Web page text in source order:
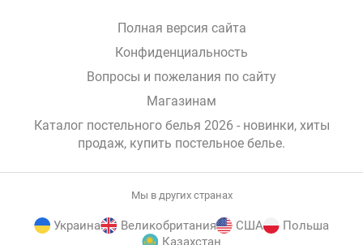
Полная версия сайта
Конфиденциальность
Вопросы и пожелания по сайту
Магазинам
Каталог постельного белья 2026 - новинки, хиты
продаж, купить постельное белье.
Мы в других странах
Украина Великобритания США
Польша
Казахстан